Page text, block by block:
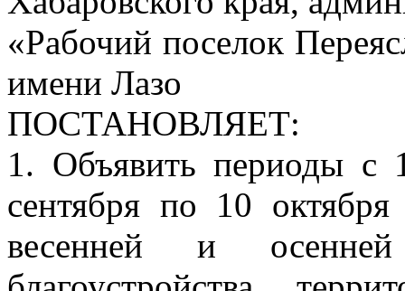
«Рабочий поселок
имени Лазо
ПОСТАНОВЛЯЕТ:
1. Объявить периоды
сентября по 10
весенней и